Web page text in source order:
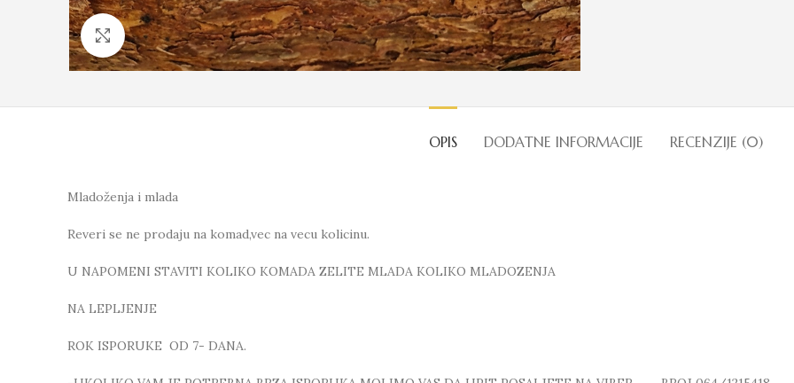
Click to enlarge
OPIS DODATNE INFORMACIJE RECENZIJE (0)
Mladoženja i mlada
Reveri se ne prodaju na komad,vec na vecu kolicinu.
U NAPOMENI STAVITI KOLIKO KOMADA ZELITE MLADA KOLIKO MLADOZENJA
NA LEPLJENJE
ROK ISPORUKE OD 7- DANA.